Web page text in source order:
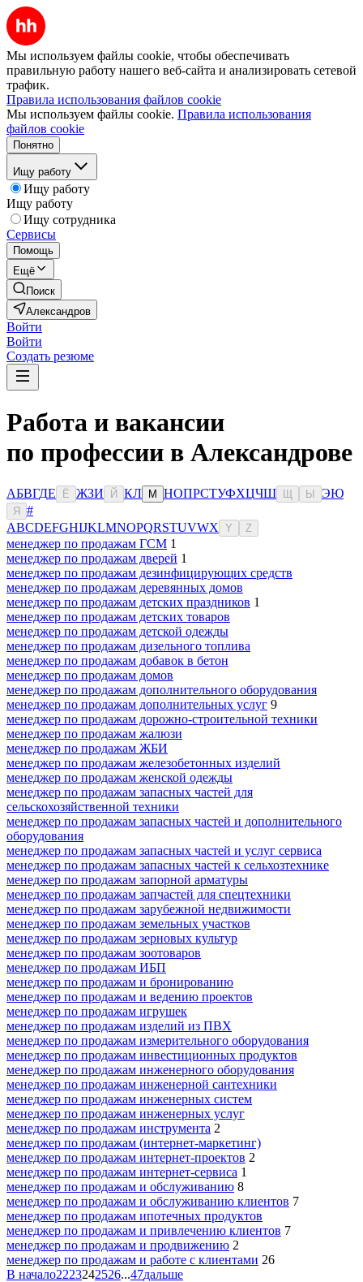
Мы используем файлы cookie, чтобы обеспечивать
правильную работу нашего веб-сайта и анализировать сетевой
трафик.
Правила использования файлов cookie
Мы используем файлы cookie. Правила использования
файлов cookie
Понятно
Ищу работу
Ищу работу
Ищу работу
Ищу сотрудника
Сервисы
Помощь
Ещё
Поиск
Александров
Войти
Войти
Создать резюме
Работа и вакансии
по профессии в Александрове
АБВГДЕ Ё ЖЗИ Й КЛ М НОПРСТУФХЦЧШ Ы ЭЮ
Я
#
ABCDEFGHIJKLMNOPQRSTUVWX Y Z
менеджер по продажам ГСМ 1
менеджер по продажам дверей 1
менеджер по продажам дезинфицирующих средств
менеджер по продажам деревянных домов
менеджер по продажам детских праздников 1
менеджер по продажам детских товаров
менеджер по продажам детской одежды
менеджер по продажам дизельного топлива
менеджер по продажам добавок в бетон
менеджер по продажам домов
менеджер по продажам дополнительного оборудования
менеджер по продажам дополнительных услуг 9
менеджер по продажам дорожно-строительной техники
менеджер по продажам жалюзи
менеджер по продажам ЖБИ
менеджер по продажам железобетонных изделий
менеджер по продажам женской одежды
менеджер по продажам запасных частей для
сельскохозяйственной техники
менеджер по продажам запасных частей и дополнительного
оборудования
менеджер по продажам запасных частей и услуг сервиса
менеджер по продажам запасных частей к сельхозтехнике
менеджер по продажам запорной арматуры
менеджер по продажам запчастей для спецтехники
менеджер по продажам зарубежной недвижимости
менеджер по продажам земельных участков
менеджер по продажам зерновых культур
менеджер по продажам зоотоваров
менеджер по продажам ИБП
менеджер по продажам и бронированию
менеджер по продажам и ведению проектов
менеджер по продажам игрушек
менеджер по продажам изделий из ПВХ
менеджер по продажам измерительного оборудования
менеджер по продажам инвестиционных продуктов
менеджер по продажам инженерного оборудования
менеджер по продажам инженерной сантехники
менеджер по продажам инженерных систем
менеджер по продажам инженерных услуг
менеджер по продажам инструмента 2
менеджер по продажам (интернет-маркетинг)
менеджер по продажам интернет-проектов 2
менеджер по продажам интернет-сервиса 1
менеджер по продажам и обслуживанию 8
менеджер по продажам и обслуживанию клиентов 7
менеджер по продажам ипотечных продуктов
менеджер по продажам и привлечению клиентов 7
менеджер по продажам и продвижению 2
менеджер по продажам и работе с клиентами 26
В начало2223242526...47дальше